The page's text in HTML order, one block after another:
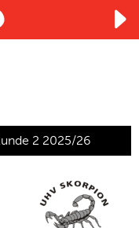
2 2025/26